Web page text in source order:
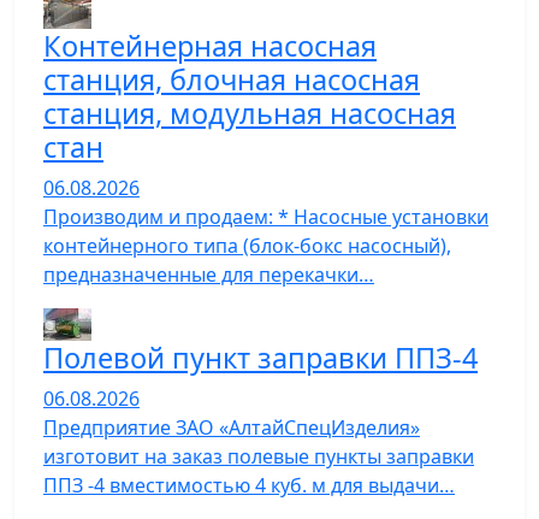
Контейнерная насосная
станция, блочная насосная
станция, модульная насосная
стан
06.08.2026
Производим и продаем: * Насосные установки
контейнерного типа (блок-бокс насосный),
предназначенные для перекачки…
Полевой пункт заправки ППЗ-4
06.08.2026
Предприятие ЗАО «АлтайСпецИзделия»
изготовит на заказ полевые пункты заправки
ППЗ -4 вместимостью 4 куб. м для выдачи…